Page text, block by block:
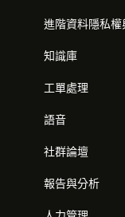
進階資料隱私權
知識庫
工單處理
語音
社群論壇
報告與分析